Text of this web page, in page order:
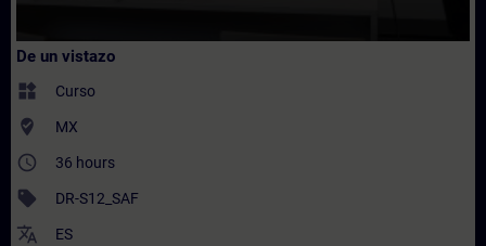
De un vistazo
widgets Curso
where_to_vote MX
access_time 36 hours
sell DR-S12_SAF
translate ES